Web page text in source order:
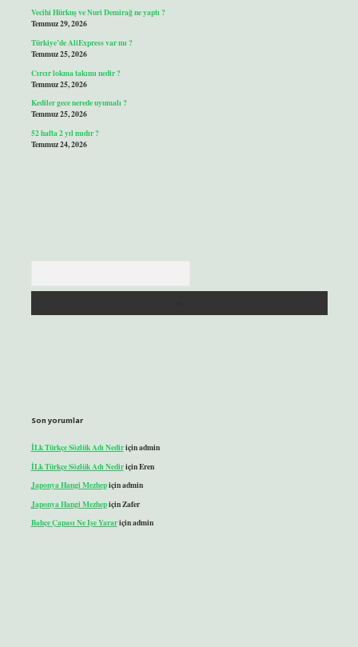
Vecihi Hürkuş ve Nuri Demirağ ne yaptı ?
Temmuz 29, 2026
Türkiye’de AliExpress var mı ?
Temmuz 25, 2026
Cırcır lokma takımı nedir ?
Temmuz 25, 2026
Kediler gece nerede uyumalı ?
Temmuz 25, 2026
52 hafta 2 yıl mıdır ?
Temmuz 24, 2026
Son yorumlar
İLk Türkçe Sözlük Adı Nediriçinadmin
İLk Türkçe Sözlük Adı NediriçinEren
Japonya Hangi Mezhepiçinadmin
Japonya Hangi MezhepiçinZafer
Bahçe Çapası Ne Işe Yarariçinadmin